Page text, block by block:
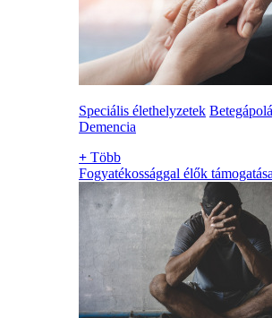
Speciális élethelyzetek
Demencia
+ Több
Fogyatékossággal élők támogatása